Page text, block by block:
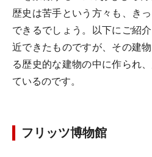
歴史は苦手という方々も、き
できるでしょう。以下にご紹
近できたものですが、その建
る歴史的な建物の中に作られ
ているのです。
フリッツ博物館